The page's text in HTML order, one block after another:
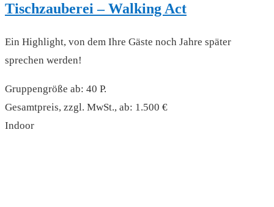
Tischzauberei – Walking Act
Ein Highlight, von dem Ihre Gäste noch Jahre später
sprechen werden!
Gruppengröße ab: 40 P.
Gesamtpreis, zzgl. MwSt., ab: 1.500 €
Indoor